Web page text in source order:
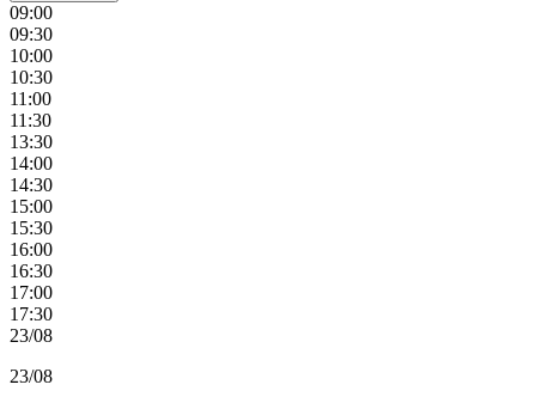
09:00
09:30
10:00
10:30
11:00
11:30
13:30
14:00
14:30
15:00
15:30
16:00
16:30
17:00
17:30
23/08
23/08